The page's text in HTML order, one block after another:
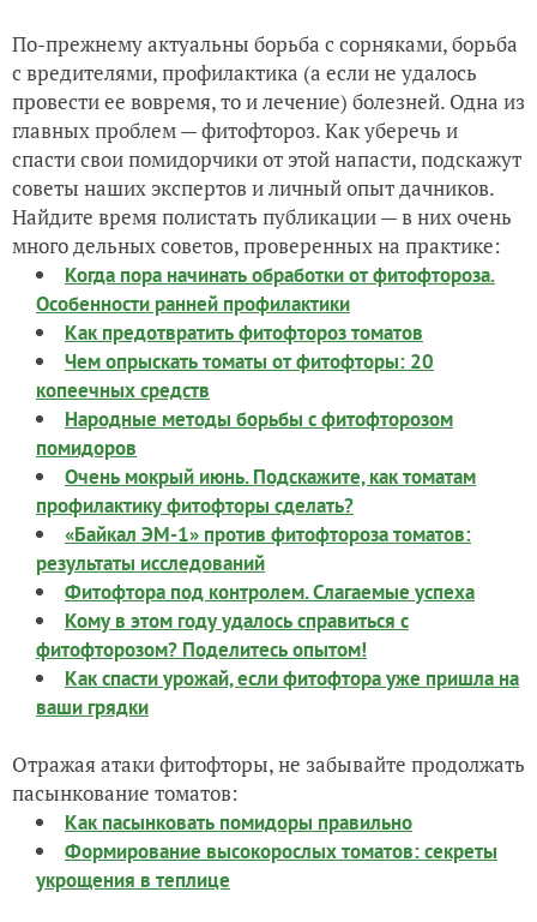
По-прежнему актуальны борьба с сорняками, борьба
с вредителями, профилактика (а если не удалось
провести ее вовремя, то и лечение) болезней. Одна из
главных проблем — фитофтороз. Как уберечь и
спасти свои помидорчики от этой напасти, подскажут
советы наших экспертов и личный опыт дачников.
Найдите время полистать публикации — в них очень
много дельных советов, проверенных на практике:
Когда пора начинать обработки от фитофтороза.
Особенности ранней профилактики
Как предотвратить фитофтороз томатов
Чем опрыскать томаты от фитофторы: 20
копеечных средств
Народные методы борьбы с фитофторозом
помидоров
Очень мокрый июнь. Подскажите, как томатам
профилактику фитофторы сделать?
«Байкал ЭМ-1» против фитофтороза томатов:
результаты исследований
Фитофтора под контролем. Слагаемые успеха
Кому в этом году удалось справиться с
фитофторозом? Поделитесь опытом!
Как спасти урожай, если фитофтора уже пришла на
ваши грядки
Отражая атаки фитофторы, не забывайте продолжать
пасынкование томатов:
Как пасынковать помидоры правильно
Формирование высокорослых томатов: секреты
укрощения в теплице